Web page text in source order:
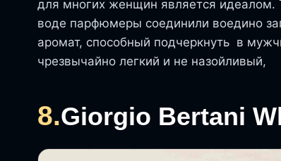
для многих женщин является идеалом.
воде парфюмеры соединили воедино
аромат, способный подчеркнуть в
чрезвычайно легкий и не назойливый,
8.Giorgio Bertani